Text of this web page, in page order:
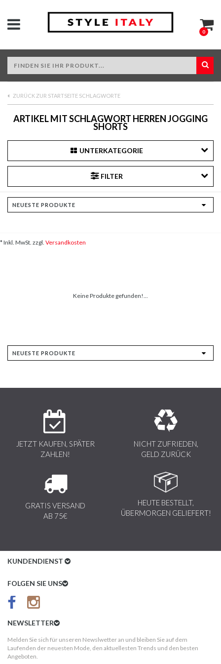
0
ZURÜCK ZUR STARTSEITE SCHLAGWORTE
ARTIKEL MIT SCHLAGWORT HERREN JOGGING
SHORTS
UNTERKATEGORIE
FILTER
* Inkl. MwSt. zzgl. Versandkosten
Keine Produkte gefunden!...
JETZT KAUFEN, SPÄTER
ZAHLEN!
NICHT ZUFRIEDEN,
GELD ZURÜCK
GRATIS VERSAND
AB 75€
HEUTE BESTELLT,
ÜBERMORGEN GELIEFERT!
KUNDENDIENST
Kundenservice
AGB
Kundeninformationen
FOLGEN SIE UNS
NEWSLETTER
Melden Sie sich für unseren Newslwetter an und bleiben Sie auf dem
Laufenden der neuesten Mode, den aktuellesten Trends und den besten
Angeboten.